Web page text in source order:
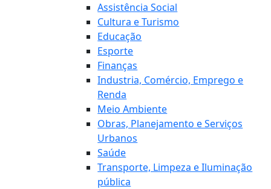
Assistência Social
Cultura e Turismo
Educação
Esporte
Finanças
Industria, Comércio, Emprego e
Renda
Meio Ambiente
Obras, Planejamento e Serviços
Urbanos
Saúde
Transporte, Limpeza e Iluminação
pública